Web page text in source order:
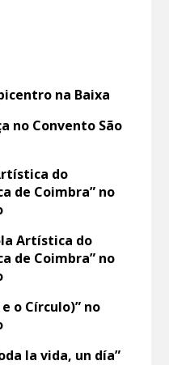
na Baixa
no Convento São
do
de Coimbra” no
Artística do
de Coimbra” no
o Círculo)” no
la vida, un día”